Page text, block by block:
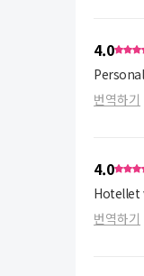
4.0
번역하기
4.0
Hotellet
번역하기